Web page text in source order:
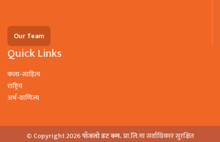
Our Team
Quick Links
कला-साहित्य
राष्ट्रिय
अर्थ-वाणिज्य
© Copyright 2026पाँजलो डट कम.प्रा.लि.मा सर्वाधिकार सुरक्षित